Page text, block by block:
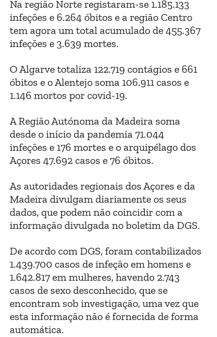
Na região Norte registaram-se 1.185.133
infeções e 6.264 óbitos e a região Centro
tem agora um total acumulado de 455.367
infeções e 3.639 mortes.
O Algarve totaliza 122.719 contágios e 661
óbitos e o Alentejo soma 106.911 casos e
1.146 mortos por covid-19.
A Região Autónoma da Madeira soma
desde o início da pandemia 71.044
infeções e 176 mortes e o arquipélago dos
Açores 47.692 casos e 76 óbitos.
As autoridades regionais dos Açores e da
Madeira divulgam diariamente os seus
dados, que podem não coincidir com a
informação divulgada no boletim da DGS.
De acordo com DGS, foram contabilizados
1.439.700 casos de infeção em homens e
1.642.817 em mulheres, havendo 2.743
casos de sexo desconhecido, que se
encontram sob investigação, uma vez que
esta informação não é fornecida de forma
automática.